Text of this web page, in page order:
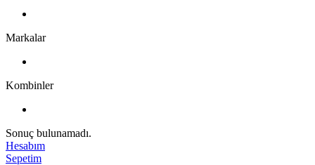
Markalar
Kombinler
Sonuç bulunamadı.
Hesabım
Sepetim